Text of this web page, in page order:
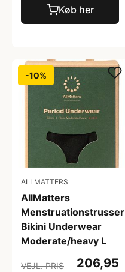
Køb her
-10%
ALLMATTERS
AllMatters
Menstruationstrusser
Bikini Underwear
Moderate/heavy L
VEJL. PRIS
206,95